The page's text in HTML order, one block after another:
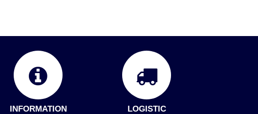
INFORMATION LOGISTIC